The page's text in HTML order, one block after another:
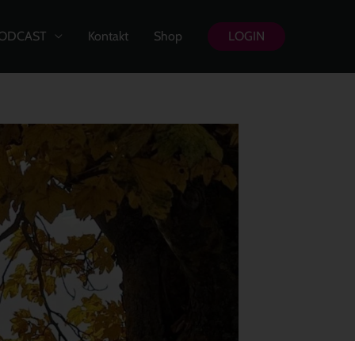
Kontakt Shop LOGIN